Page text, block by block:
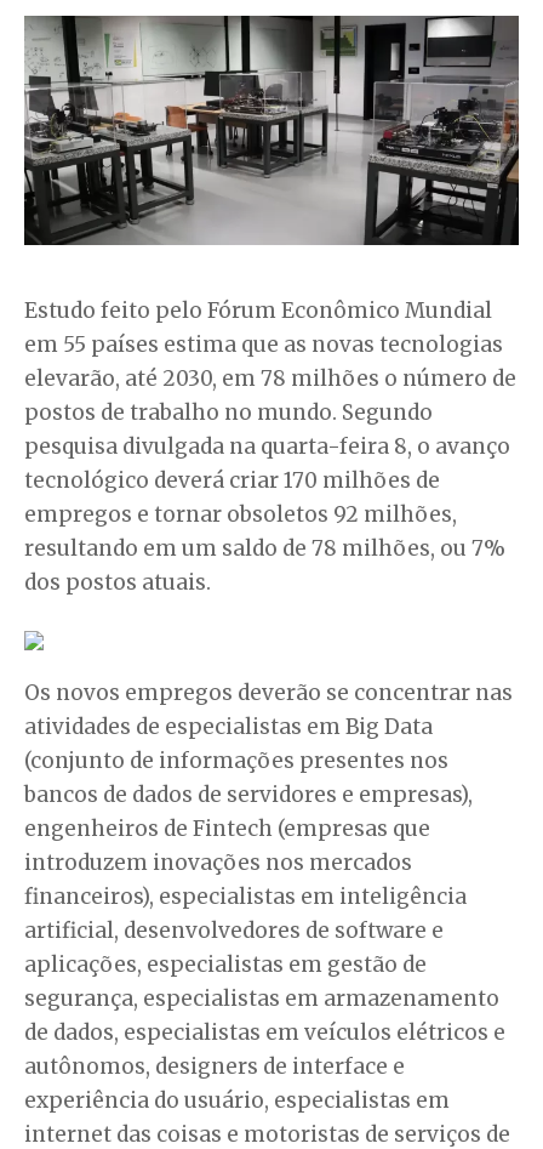
Estudo feito pelo Fórum Econômico Mundial
em 55 países estima que as novas tecnologias
elevarão, até 2030, em 78 milhões o número de
postos de trabalho no mundo. Segundo
pesquisa divulgada na quarta-feira 8, o avanço
tecnológico deverá criar 170 milhões de
empregos e tornar obsoletos 92 milhões,
resultando em um saldo de 78 milhões, ou 7%
dos postos atuais.
Os novos empregos deverão se concentrar nas
atividades de especialistas em Big Data
(conjunto de informações presentes nos
bancos de dados de servidores e empresas),
engenheiros de Fintech (empresas que
introduzem inovações nos mercados
financeiros), especialistas em inteligência
artificial, desenvolvedores de software e
aplicações, especialistas em gestão de
segurança, especialistas em armazenamento
de dados, especialistas em veículos elétricos e
autônomos, designers de interface e
experiência do usuário, especialistas em
internet das coisas e motoristas de serviços de